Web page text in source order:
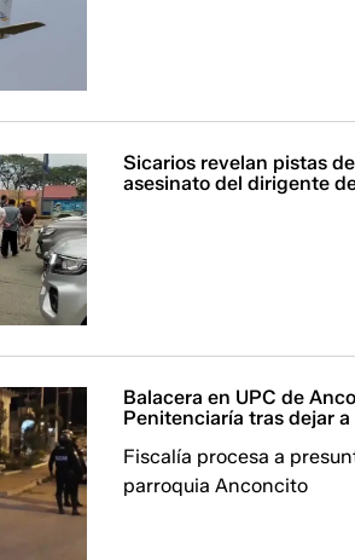
Sicarios revelan pistas
asesinato del dirigente
Balacera en UPC de
Penitenciaría tras dejar
Fiscalía procesa a
parroquia Anconcito